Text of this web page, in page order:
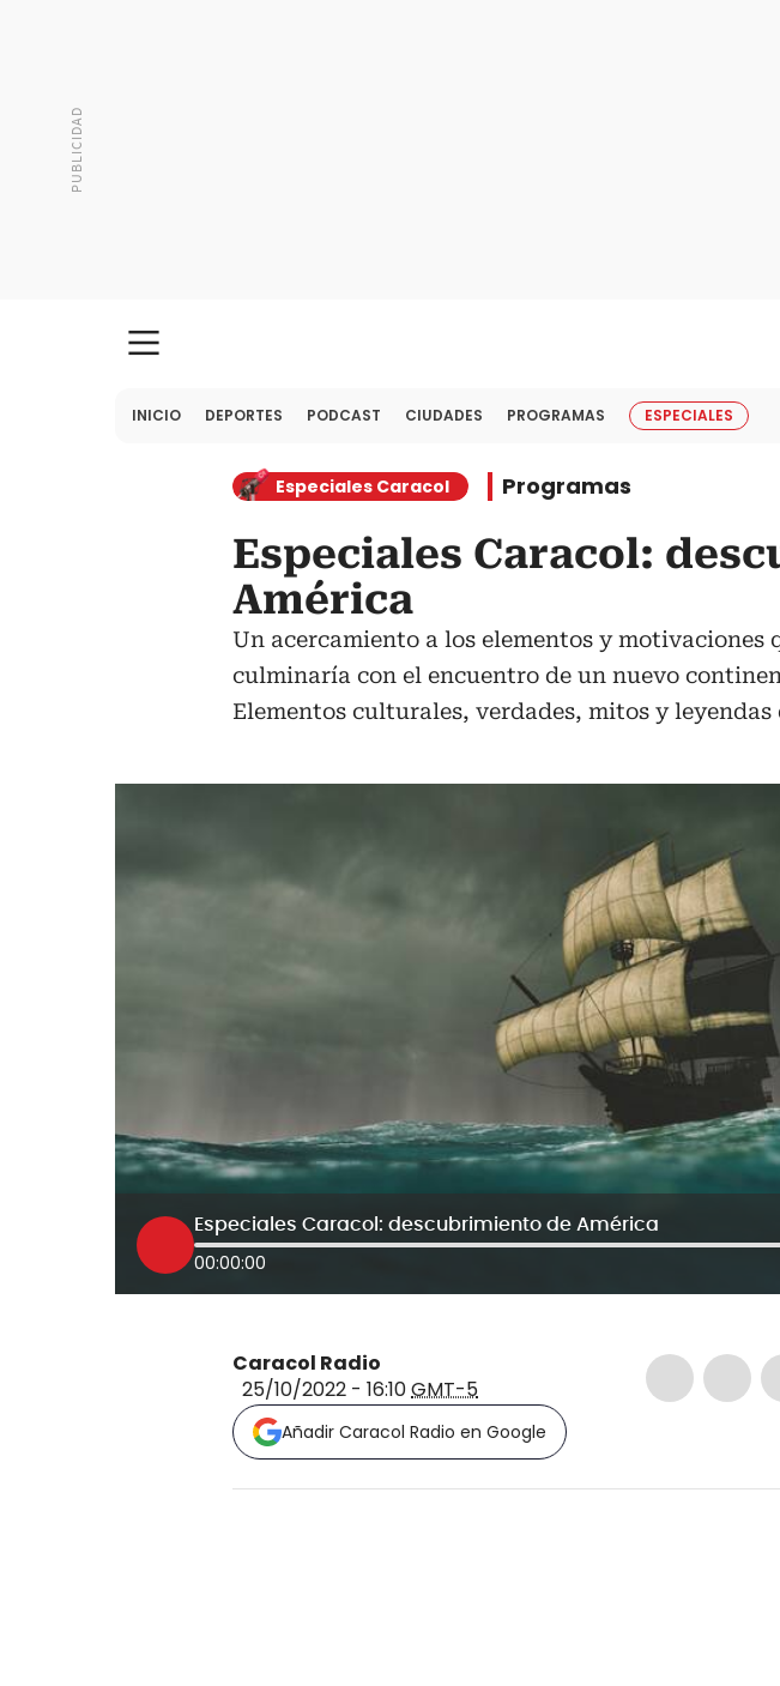
INICIO DEPORTES PODCAST CIUDADES PROGRAMAS ESPECIALES
Especiales Caracol Programas
Especiales Caracol:
América
Un acercamiento a los elementos y
culminaría con el encuentro de un nuevo
Elementos culturales, verdades, mitos y leyendas
Especiales Caracol: descubrimiento de América
00:00:00
Caracol Radio
25/10/2022 - 16:10GMT-5
Añadir Caracol Radio en Google